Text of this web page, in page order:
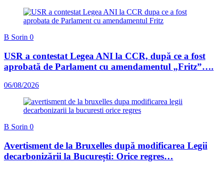
B Sorin 0
USR a contestat Legea ANI la CCR, după ce a fost
aprobată de Parlament cu amendamentul „Fritz”….
06/08/2026
B Sorin 0
Avertisment de la Bruxelles după modificarea Legii
decarbonizării la București: Orice regres…